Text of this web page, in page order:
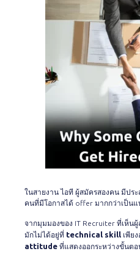
ในสายงาน ไอที ผู้สมัครสองคน มีปร
คนที่มีโอกาสได้ offer มากกว่าเป็นแ
จากมุมมองของ IT Recruiter ที่เห็น
มักไม่ได้อยู่ที่ technical skill เพีย
attitude ที่แสดงออกระหว่างขั้นต